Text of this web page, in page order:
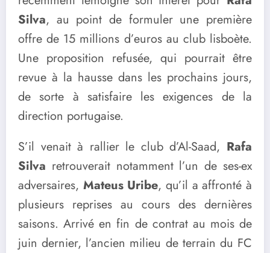
Silva, au point de formuler une première
offre de 15 millions d’euros au club lisboète.
Une proposition refusée, qui pourrait être
revue à la hausse dans les prochains jours,
de sorte à satisfaire les exigences de la
direction portugaise.
S’il venait à rallier le club d’Al-Saad, Rafa
Silva retrouverait notamment l’un de ses-ex
adversaires, Mateus Uribe, qu’il a affronté à
plusieurs reprises au cours des dernières
saisons. Arrivé en fin de contrat au mois de
juin dernier, l’ancien milieu de terrain du FC